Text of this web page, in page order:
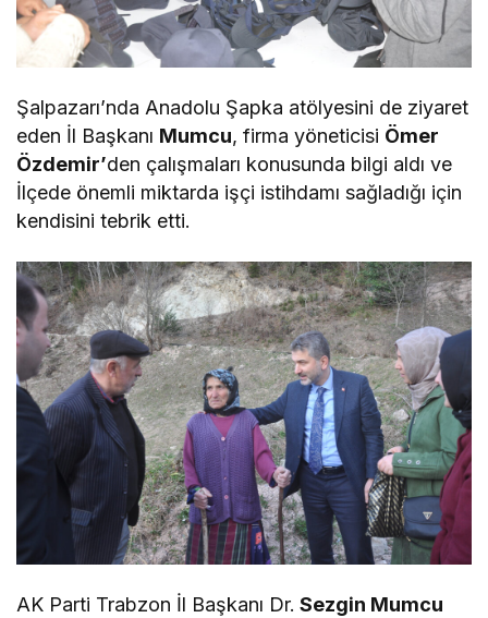
Şalpazarı’nda Anadolu Şapka atölyesini de ziyaret
eden İl Başkanı Mumcu, firma yöneticisi Ömer
Özdemir’den çalışmaları konusunda bilgi aldı ve
İlçede önemli miktarda işçi istihdamı sağladığı için
kendisini tebrik etti.
AK Parti Trabzon İl Başkanı Dr. Sezgin Mumcu